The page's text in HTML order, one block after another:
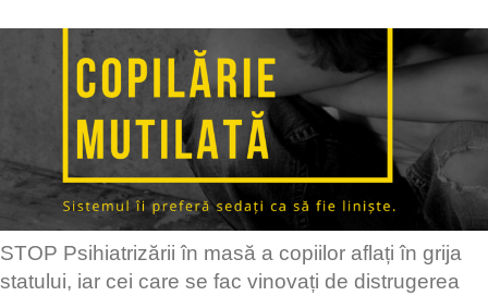
STOP Psihiatrizării în masă a copiilor aflați în grija
statului, iar cei care se fac vinovați de distrugerea